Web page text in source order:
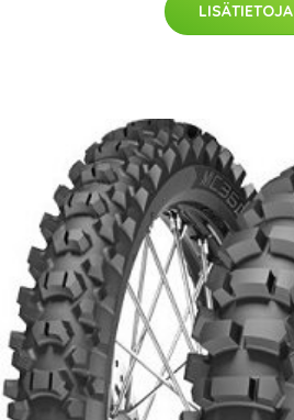
LISÄTIETOJA